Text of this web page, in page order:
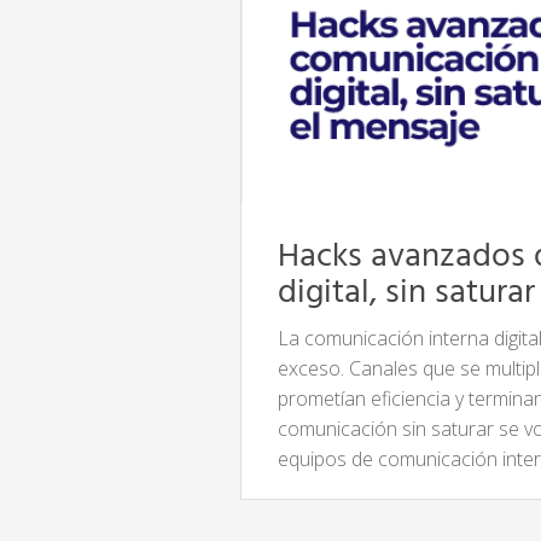
Hacks
digital, sin
La comunicación interna
exceso. Canales que se
prometían eficiencia y
comunicación sin saturar se
equipos de comunicación